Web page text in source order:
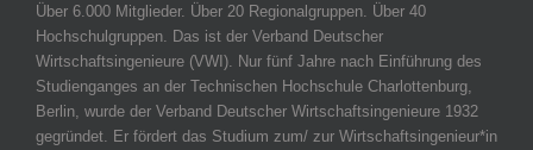
Über 6.000 Mitglieder. Über 20 Regionalgruppen. Über 40
Hochschulgruppen. Das ist der Verband Deutscher
Wirtschaftsingenieure (VWI). Nur fünf Jahre nach Einführung des
Studienganges an der Technischen Hochschule Charlottenburg,
Berlin, wurde der Verband Deutscher Wirtschaftsingenieure 1932
gegründet. Er fördert das Studium zum/ zur Wirtschaftsingenieur*in